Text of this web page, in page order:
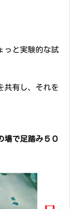
っと実験的な試
共有し、それを
で足踏み５０